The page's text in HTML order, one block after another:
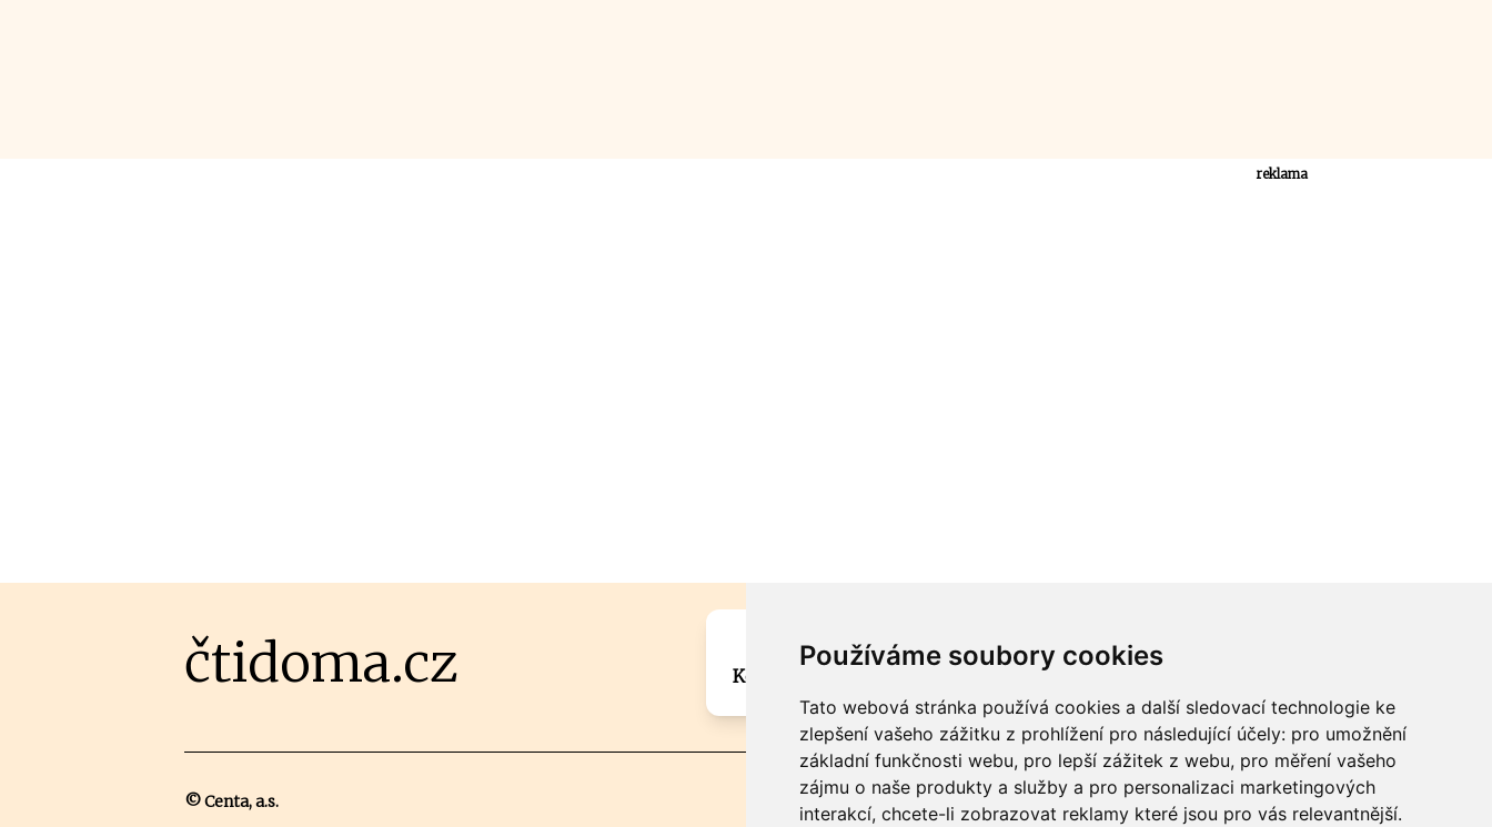
Používáme soubory cookies
Tato webová stránka používá cookies a další sledovací technologie ke
zlepšení vašeho zážitku z prohlížení pro následující účely: pro umožnění
základní funkčnosti webu, pro lepší zážitek z webu, pro měření vašeho
zájmu o naše produkty a služby a pro personalizaci marketingových
interakcí, chcete-li zobrazovat reklamy které jsou pro vás relevantnější.
reklama
čtidoma.cz
Máte zajímavou informaci? Chcete spolupracovat?
Kontaktujte šéfredaktora Martina Chalupu:
© Centa, a.s.